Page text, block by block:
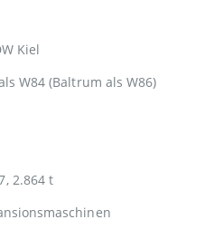
Kiel
W84 (Baltrum als W86)
2.864 t